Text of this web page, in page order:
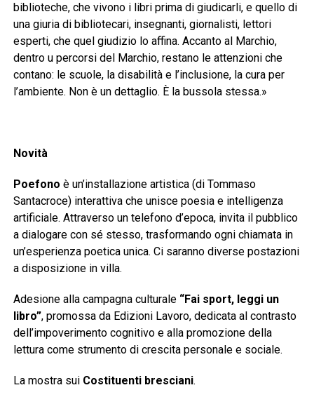
biblioteche, che vivono i libri prima di giudicarli, e quello di
una giuria di bibliotecari, insegnanti, giornalisti, lettori
esperti, che quel giudizio lo affina. Accanto al Marchio,
dentro u percorsi del Marchio, restano le attenzioni che
contano: le scuole, la disabilità e l’inclusione, la cura per
l’ambiente. Non è un dettaglio. È la bussola stessa.»
Novità
Poefono è un’installazione artistica (di Tommaso
Santacroce) interattiva che unisce poesia e intelligenza
artificiale. Attraverso un telefono d’epoca, invita il pubblico
a dialogare con sé stesso, trasformando ogni chiamata in
un’esperienza poetica unica. Ci saranno diverse postazioni
a disposizione in villa.
Adesione alla campagna culturale “Fai sport, leggi un
libro”, promossa da Edizioni Lavoro, dedicata al contrasto
dell’impoverimento cognitivo e alla promozione della
lettura come strumento di crescita personale e sociale.
La mostra sui Costituenti bresciani.